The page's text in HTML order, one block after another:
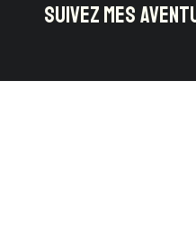
SUIVEZ MES